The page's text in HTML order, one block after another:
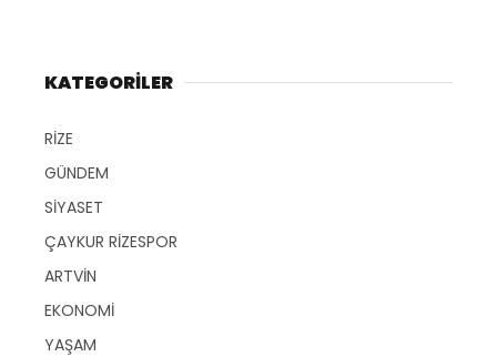
KATEGORİLER
RİZE
GÜNDEM
SİYASET
ÇAYKUR RİZESPOR
ARTVİN
EKONOMİ
YAŞAM